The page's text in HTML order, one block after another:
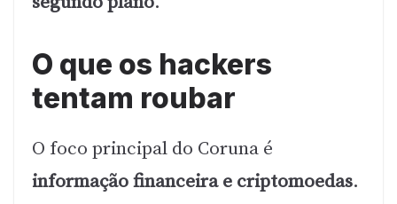
O que os hackers
tentam roubar
O foco principal do Coruna é
informação financeira e criptomoedas.